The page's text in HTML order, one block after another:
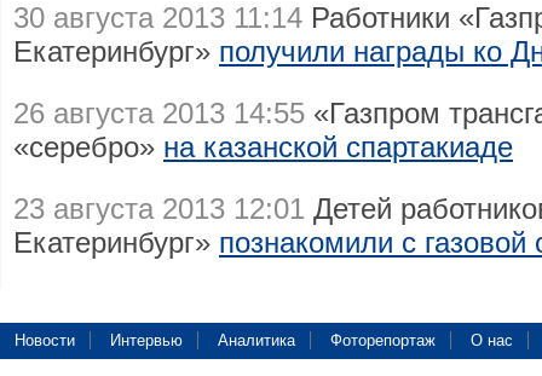
30 августа 2013 11:14 Работники
Екатеринбург» получили награды ко
26 августа 2013 14:55 «Газпром
«серебро» на казанской спартакиаде
23 августа 2013 12:01 Детей
Екатеринбург» познакомили с газовой
Новости Интервью Аналитика Фоторепортаж О нас